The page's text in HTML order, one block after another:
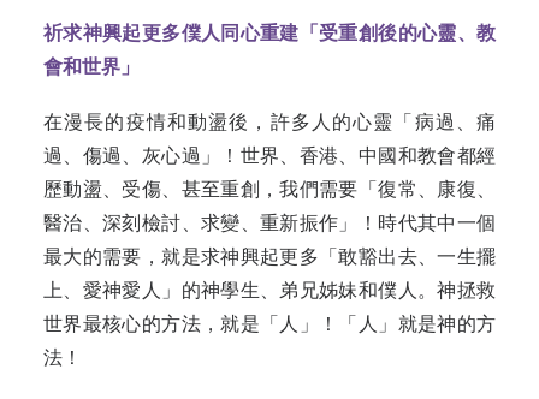
祈求神興起更多僕人同心重建「受重創後的心靈、教
會和世界」
在漫長的疫情和動盪後，許多人的心靈「病過、痛
過、傷過、灰心過」！世界、香港、中國和教會都經
歷動盪、受傷、甚至重創，我們需要「復常、康復、
醫治、深刻檢討、求變、重新振作」！時代其中一個
最大的需要，就是求神興起更多「敢豁出去、一生擺
上、愛神愛人」的神學生、弟兄姊妹和僕人。神拯救
世界最核心的方法，就是「人」！「人」就是神的方
法！